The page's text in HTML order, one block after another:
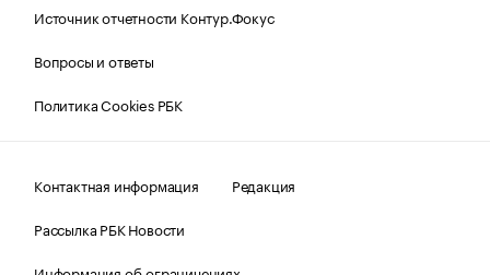
Источник отчетности Контур.Фокус
Вопросы и ответы
Политика Cookies РБК
Контактная информация
Редакция
Рассылка РБК Новости